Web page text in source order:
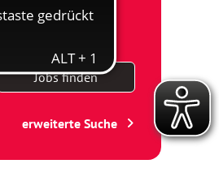
Jobs finden
erweiterte Suche